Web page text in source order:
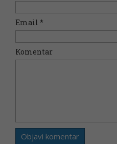
Email *
Komentar